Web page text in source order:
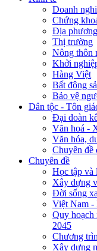
Doanh
Chứng
Địa phương
Thị trường
Nông thôn
Khởi
Hàng Việt
Bất động
Bảo vệ
Dân tộc - Tôn
Đại đoàn
Văn hoá -
Văn hóa,
Chuyên đề
Chuyên đề
Học tập và
Xây dựng
Đời sống
Việt Nam -
Quy
2045
Chương
Xây dựng